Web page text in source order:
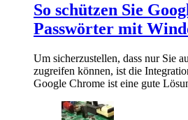
So schützen Sie
Passwörter mit
Um sicherzustellen, dass nur Sie
zugreifen können, ist die
Google Chrome ist eine gute